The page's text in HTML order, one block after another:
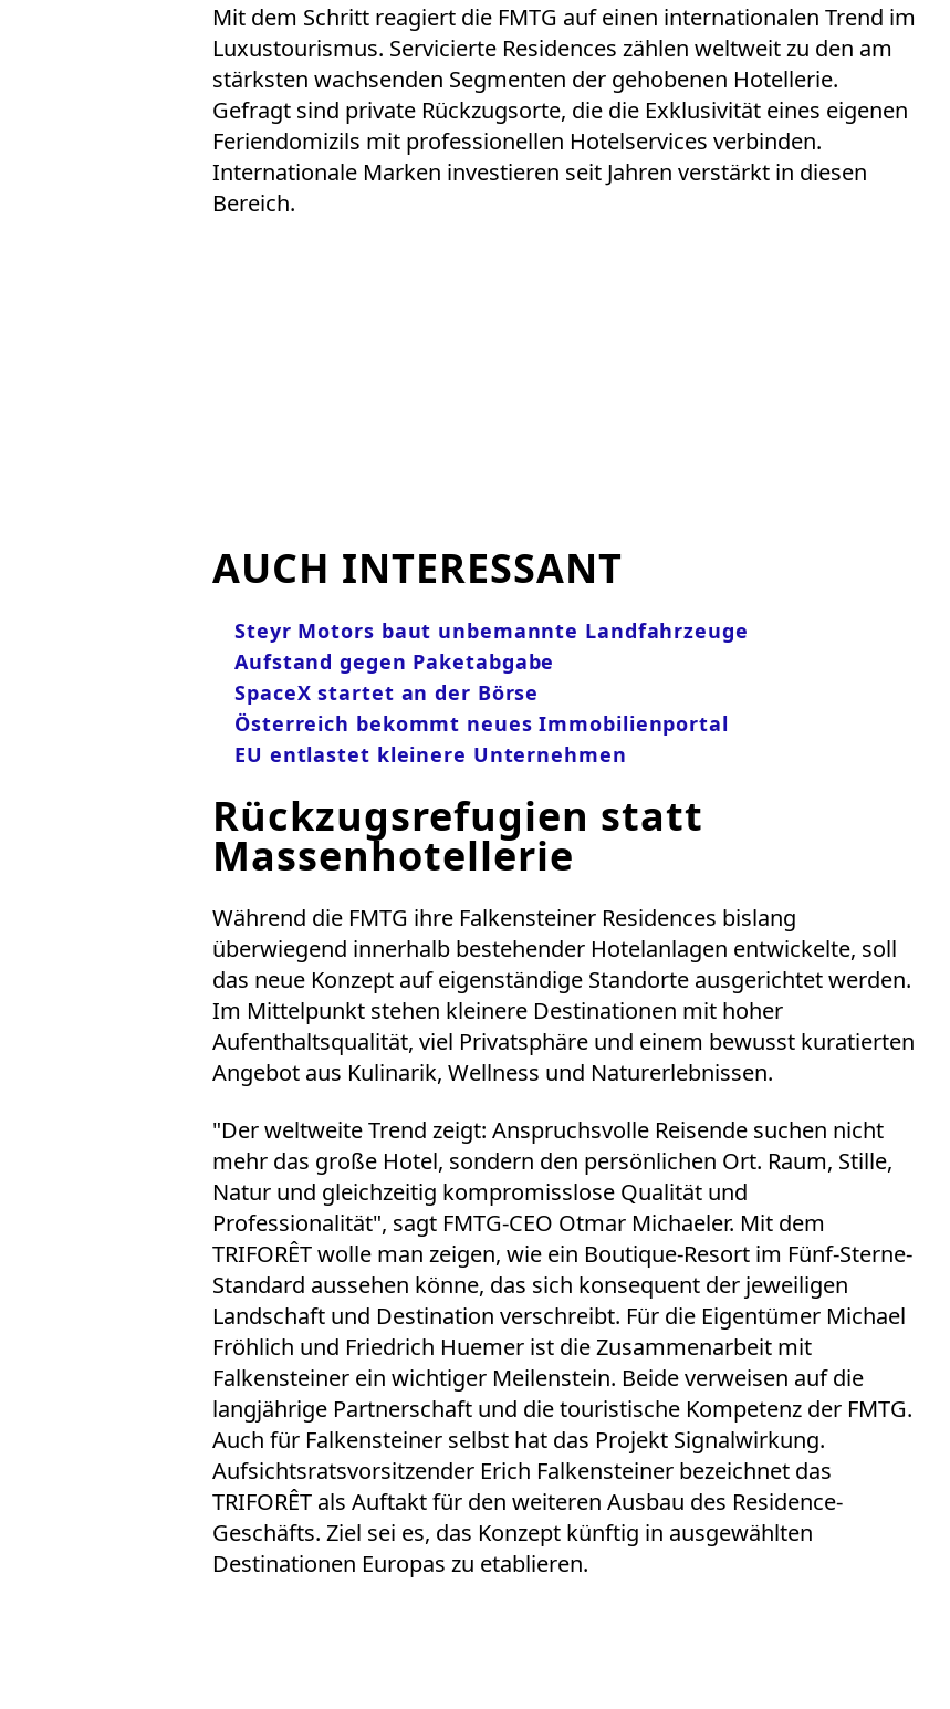
Mit dem Schritt reagiert die FMTG auf einen internationalen Trend im
Luxustourismus. Servicierte Residences zählen weltweit zu den am
stärksten wachsenden Segmenten der gehobenen Hotellerie.
Gefragt sind private Rückzugsorte, die die Exklusivität eines eigenen
Feriendomizils mit professionellen Hotelservices verbinden.
Internationale Marken investieren seit Jahren verstärkt in diesen
Bereich.
AUCH INTERESSANT
Steyr Motors baut unbemannte Landfahrzeuge
Aufstand gegen Paketabgabe
SpaceX startet an der Börse
Österreich bekommt neues Immobilienportal
EU entlastet kleinere Unternehmen
Rückzugsrefugien statt
Massenhotellerie
Während die FMTG ihre Falkensteiner Residences bislang
überwiegend innerhalb bestehender Hotelanlagen entwickelte, soll
das neue Konzept auf eigenständige Standorte ausgerichtet werden.
Im Mittelpunkt stehen kleinere Destinationen mit hoher
Aufenthaltsqualität, viel Privatsphäre und einem bewusst kuratierten
Angebot aus Kulinarik, Wellness und Naturerlebnissen.
"Der weltweite Trend zeigt: Anspruchsvolle Reisende suchen nicht
mehr das große Hotel, sondern den persönlichen Ort. Raum, Stille,
Natur und gleichzeitig kompromisslose Qualität und
Professionalität", sagt FMTG-CEO Otmar Michaeler. Mit dem
TRIFORÊT wolle man zeigen, wie ein Boutique-Resort im Fünf-Sterne-
Standard aussehen könne, das sich konsequent der jeweiligen
Landschaft und Destination verschreibt. Für die Eigentümer Michael
Fröhlich und Friedrich Huemer ist die Zusammenarbeit mit
Falkensteiner ein wichtiger Meilenstein. Beide verweisen auf die
langjährige Partnerschaft und die touristische Kompetenz der FMTG.
Auch für Falkensteiner selbst hat das Projekt Signalwirkung.
Aufsichtsratsvorsitzender Erich Falkensteiner bezeichnet das
TRIFORÊT als Auftakt für den weiteren Ausbau des Residence-
Geschäfts. Ziel sei es, das Konzept künftig in ausgewählten
Destinationen Europas zu etablieren.